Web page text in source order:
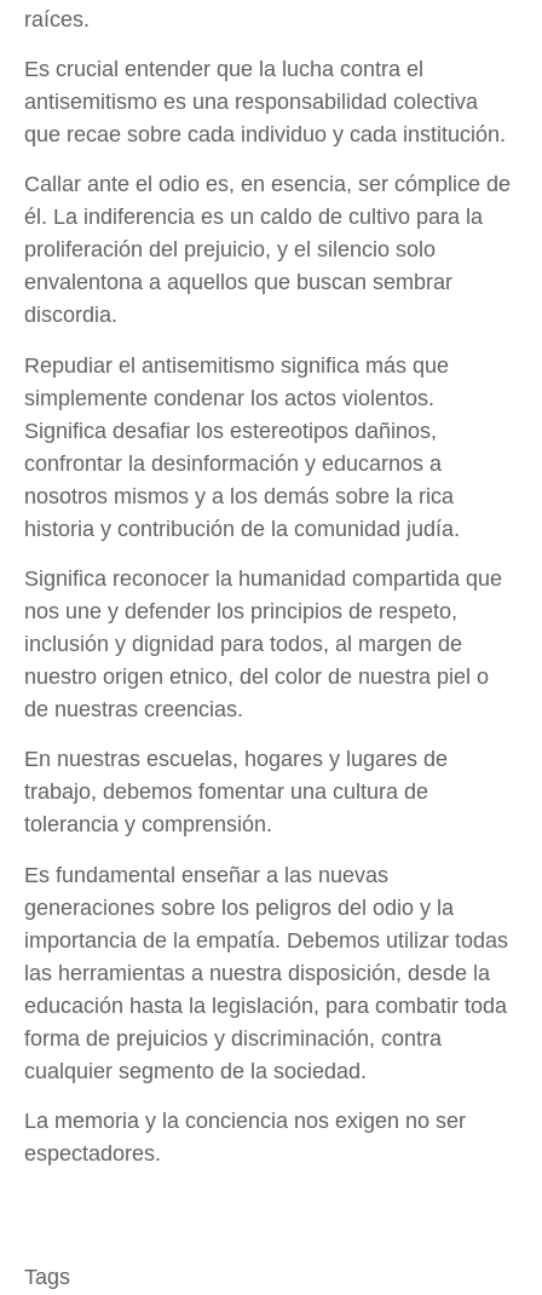
raíces.
Es crucial entender que la lucha contra el
antisemitismo es una responsabilidad colectiva
que recae sobre cada individuo y cada institución.
Callar ante el odio es, en esencia, ser cómplice de
él. La indiferencia es un caldo de cultivo para la
proliferación del prejuicio, y el silencio solo
envalentona a aquellos que buscan sembrar
discordia.
Repudiar el antisemitismo significa más que
simplemente condenar los actos violentos.
Significa desafiar los estereotipos dañinos,
confrontar la desinformación y educarnos a
nosotros mismos y a los demás sobre la rica
historia y contribución de la comunidad judía.
Significa reconocer la humanidad compartida que
nos une y defender los principios de respeto,
inclusión y dignidad para todos, al margen de
nuestro origen etnico, del color de nuestra piel o
de nuestras creencias.
En nuestras escuelas, hogares y lugares de
trabajo, debemos fomentar una cultura de
tolerancia y comprensión.
Es fundamental enseñar a las nuevas
generaciones sobre los peligros del odio y la
importancia de la empatía. Debemos utilizar todas
las herramientas a nuestra disposición, desde la
educación hasta la legislación, para combatir toda
forma de prejuicios y discriminación, contra
cualquier segmento de la sociedad.
La memoria y la conciencia nos exigen no ser
espectadores.
Tags